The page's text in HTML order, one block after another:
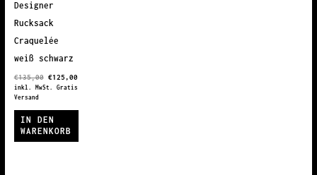
Designer
Rucksack
Craquelée
weiß schwarz
€135,00 Ursprünglicher
Preis
€125,00Aktueller
Preis
inkl. MwSt. Gratis
Versand
IN DEN
WARENKORB